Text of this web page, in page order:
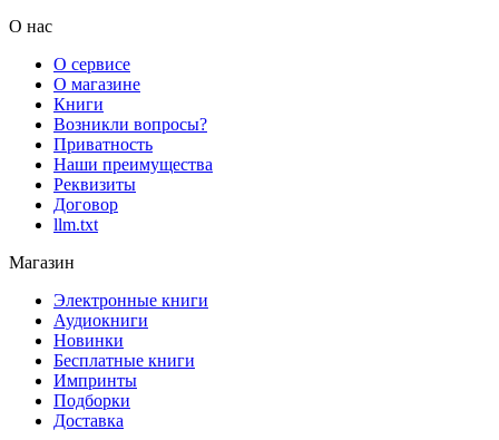
О нас
О сервисе
О магазине
Книги
Возникли вопросы?
Приватность
Наши преимущества
Реквизиты
Договор
llm.txt
Магазин
Электронные книги
Аудиокниги
Новинки
Бесплатные книги
Импринты
Подборки
Доставка